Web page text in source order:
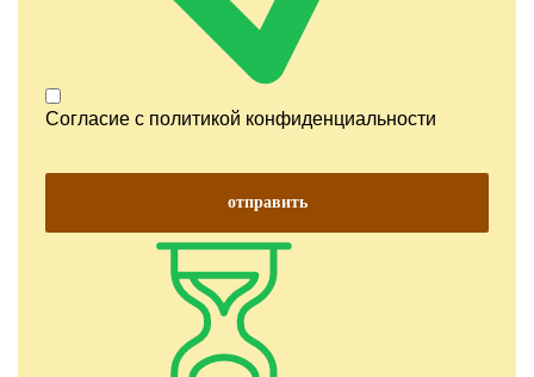
Согласие с политикой конфиденциальности
отправить